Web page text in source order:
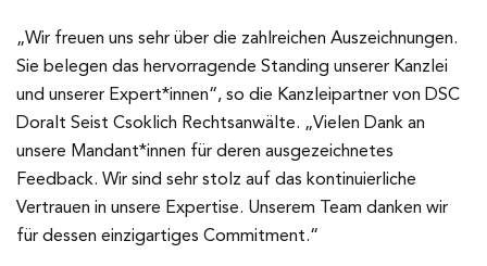
„Wir freuen uns sehr über die zahlreichen Auszeichnungen.
Sie belegen das hervorragende Standing unserer Kanzlei
und unserer Expert*innen“, so die Kanzleipartner von DSC
Doralt Seist Csoklich Rechtsanwälte. „Vielen Dank an
unsere Mandant*innen für deren ausgezeichnetes
Feedback. Wir sind sehr stolz auf das kontinuierliche
Vertrauen in unsere Expertise. Unserem Team danken wir
für dessen einzigartiges Commitment.“